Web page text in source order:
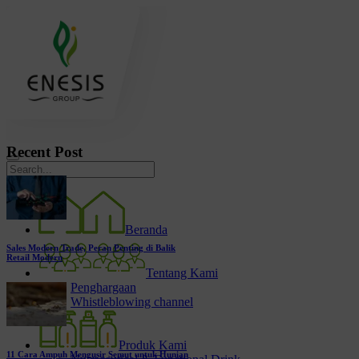
Beranda
Tentang Kami
Penghargaan
Whistleblowing channel
Produk Kami
Recent Post
Sales Modern Trade, Peran Penting di Balik
Retail Modern
11 Cara Ampuh Mengusir Semut untuk Hunian